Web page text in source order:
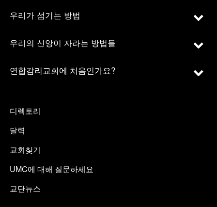
우리가 섬기는 방법
우리의 신앙이 자라는 방법들
연합감리교회에 처음인가요?
디렉토리
달력
교회찾기
UMC에 대해 질문하세요
교단뉴스